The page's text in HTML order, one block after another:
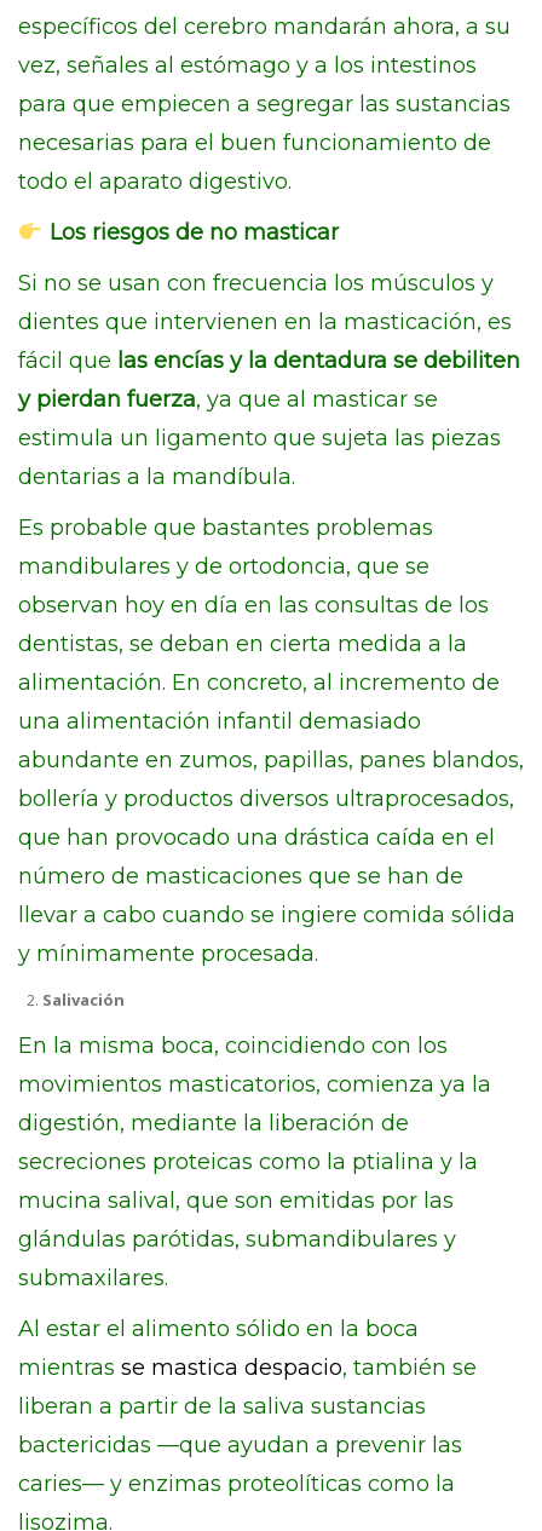
específicos del cerebro mandarán ahora, a su
vez, señales al estómago y a los intestinos
para que empiecen a segregar las sustancias
necesarias para el buen funcionamiento de
todo el aparato digestivo.
Los riesgos de no masticar
Si no se usan con frecuencia los músculos y
dientes que intervienen en la masticación, es
fácil que las encías y la dentadura se debiliten
y pierdan fuerza, ya que al masticar se
estimula un ligamento que sujeta las piezas
dentarias a la mandíbula.
Es probable que bastantes problemas
mandibulares y de ortodoncia, que se
observan hoy en día en las consultas de los
dentistas, se deban en cierta medida a la
alimentación. En concreto, al incremento de
una alimentación infantil demasiado
abundante en zumos, papillas, panes blandos,
bollería y productos diversos ultraprocesados,
que han provocado una drástica caída en el
número de masticaciones que se han de
llevar a cabo cuando se ingiere comida sólida
y mínimamente procesada.
Salivación
En la misma boca, coincidiendo con los
movimientos masticatorios, comienza ya la
digestión, mediante la liberación de
secreciones proteicas como la ptialina y la
mucina salival, que son emitidas por las
glándulas parótidas, submandibulares y
submaxilares.
Al estar el alimento sólido en la boca
mientras se mastica despacio, también se
liberan a partir de la saliva sustancias
bactericidas —que ayudan a prevenir las
caries— y enzimas proteolíticas como la
lisozima.